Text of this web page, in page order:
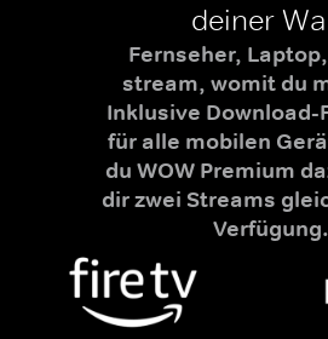
deiner
Fernseher,
stream, womit du
Inklusive Download-
für alle mobilen
du WOW Premium
dir zwei Streams
Verfügung.